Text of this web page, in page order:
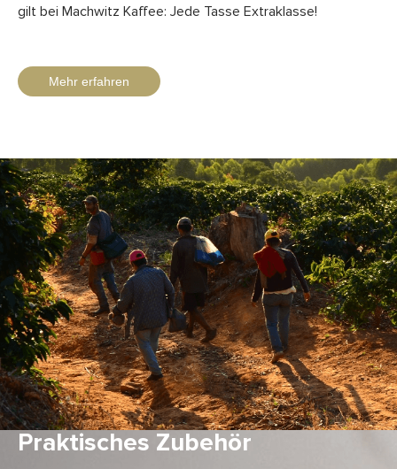
gilt bei Machwitz Kaffee: Jede Tasse Extraklasse!
Mehr erfahren
Praktisches Zubehör